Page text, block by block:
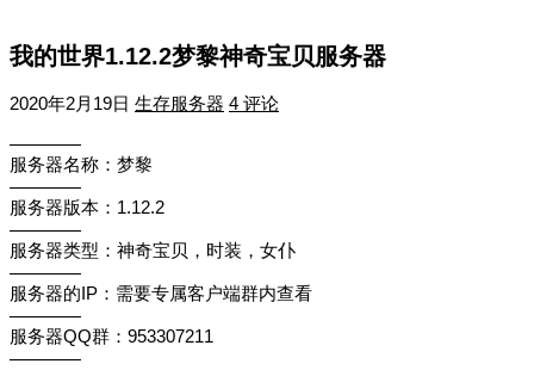
我的世界1.12.2梦黎神奇宝贝服务器
2020年2月19日 生存服务器 4 评论
————
服务器名称：梦黎
————
服务器版本：1.12.2
————
服务器类型：神奇宝贝，时装，女仆
————
服务器的IP：需要专属客户端群内查看
————
服务器QQ群：953307211
————